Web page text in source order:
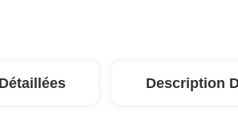
Description